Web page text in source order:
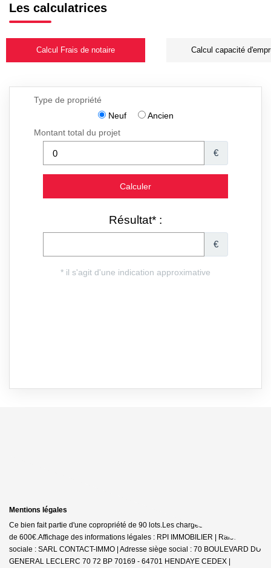
Les calculatrices
Calcul Frais de notaire Calcul capacité
Mentions légales
Ce bien fait partie d'une copropriété de 90 lots.Les charges annuelles sont
de 600€.Affichage des informations légales : RPI IMMOBILIER | Raison
sociale : SARL CONTACT-IMMO | Adresse siège social : 70 BOULEVARD DU
GENERAL LECLERC 70 72 BP 70169 - 64701 HENDAYE CEDEX |